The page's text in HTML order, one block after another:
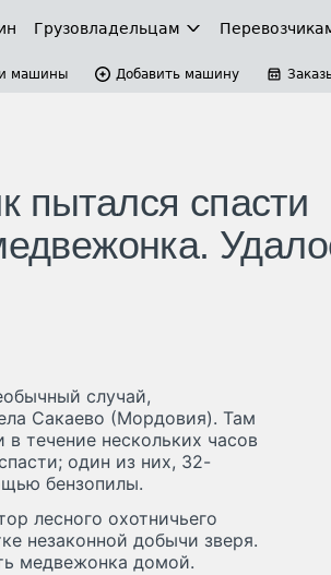
Грузовладельцам
машины Добавить машину
пытался спасти
случай,
Сакаево (Мордовия). Там
течение нескольких часов
один из них, 32-
бензопилы.
лесного охотничьего
незаконной добычи зверя.
медвежонка домой.